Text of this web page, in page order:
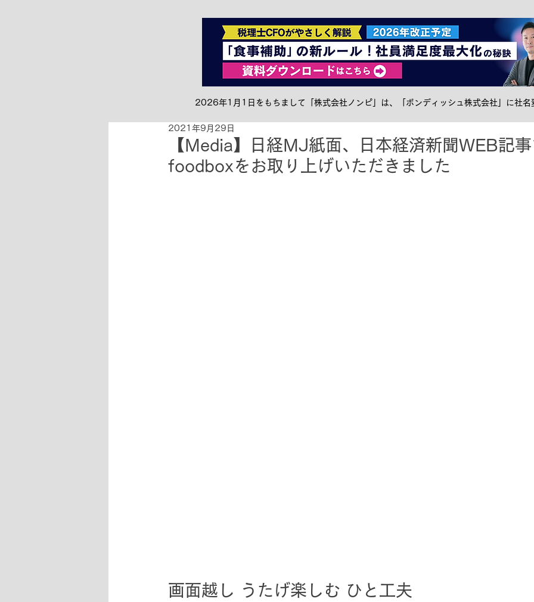
お知らせ&リリース 社食トピック ケータリング サステナブル メ
【Media】日経MJ紙面、日本経済新聞WEB記
foodboxをお取り上げいただきました
2021年9月29日
画面越し うたげ楽しむ ひと工夫
2026年1月1日をもちまして「株式会社ノンピ」は、「ボンディッシュ株式会社」に社名